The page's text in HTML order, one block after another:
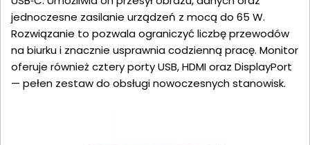
jednoczesne zasilanie urządzeń z mocą do 65 W.
Rozwiązanie to pozwala ograniczyć liczbę przewodów
na biurku i znacznie usprawnia codzienną pracę. Monitor
oferuje również cztery porty USB, HDMI oraz DisplayPort
— pełen zestaw do obsługi nowoczesnych stanowisk.